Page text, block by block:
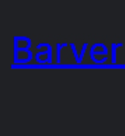
Inhalt
springen